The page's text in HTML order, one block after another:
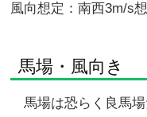
風向想定：南西3m/s
馬場・風向き
馬場は恐らく良馬